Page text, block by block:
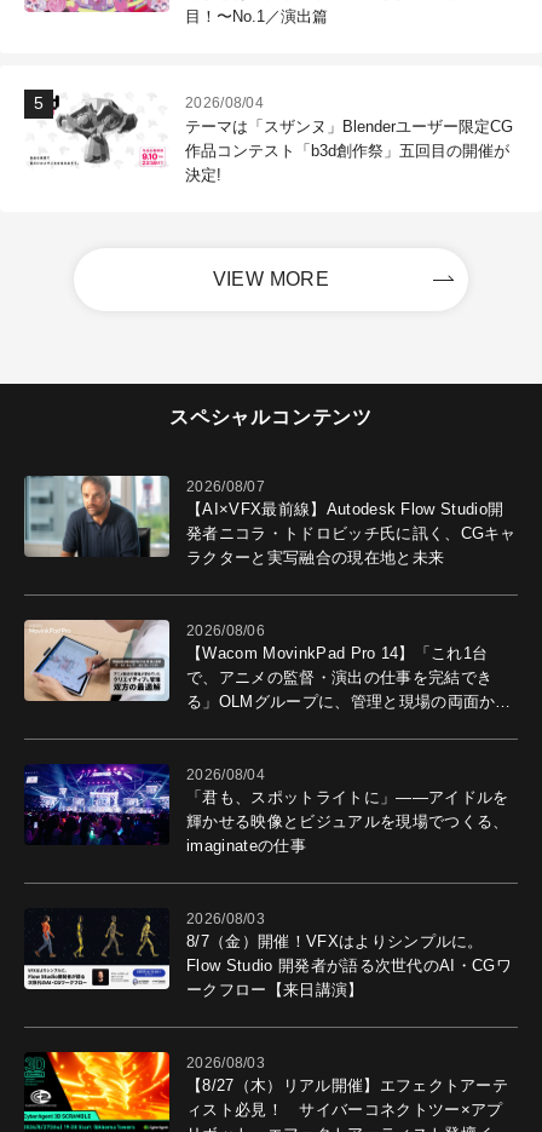
目！〜No.1／演出篇
2026/08/04
テーマは「スザンヌ」Blenderユーザー限定CG
作品コンテスト「b3d創作祭」五回目の開催が
決定!
VIEW MORE
スペシャルコンテンツ
2026/08/07
【AI×VFX最前線】Autodesk Flow Studio開
発者ニコラ・トドロビッチ氏に訊く、CGキャ
ラクターと実写融合の現在地と未来
2026/08/06
【Wacom MovinkPad Pro 14】「これ1台
で、アニメの監督・演出の仕事を完結でき
る」OLMグループに、管理と現場の両面から
2026/08/04
「君も、スポットライトに」――アイドルを
輝かせる映像とビジュアルを現場でつくる、
imaginateの仕事
2026/08/03
8/7（金）開催！VFXはよりシンプルに。
Flow Studio 開発者が語る次世代のAI・CGワ
ークフロー【来日講演】
2026/08/03
【8/27（木）リアル開催】エフェクトアーテ
ィスト必見！ サイバーコネクトツー×アプ